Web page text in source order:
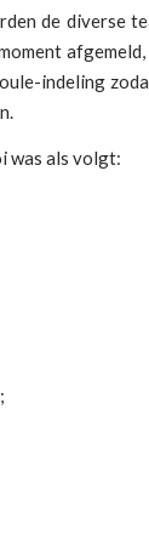
de diverse
indeling
was als volgt: